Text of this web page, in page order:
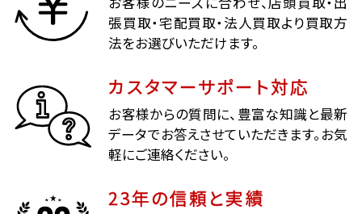
張買取・宅配買取・法人買取より買取方
法をお選びいただけます。
カスタマーサポート対応
お客様からの質問に、豊富な知識と最新
データでお答えさせていただきます。お気
軽にご連絡ください。
23年の信頼と実績